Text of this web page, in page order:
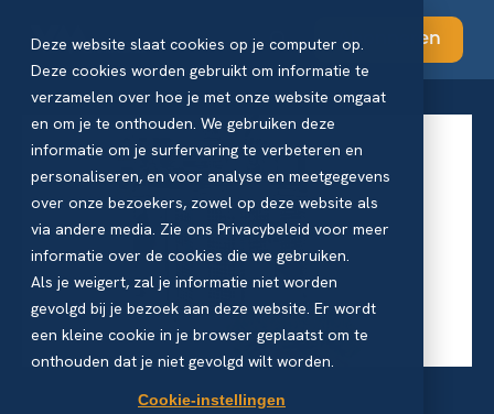
Deze website slaat cookies op je computer op.
Deze cookies worden gebruikt om informatie te
verzamelen over hoe je met onze website omgaat
en om je te onthouden. We gebruiken deze
informatie om je surfervaring te verbeteren en
personaliseren, en voor analyse en meetgegevens
over onze bezoekers, zowel op deze website als
via andere media. Zie ons Privacybeleid voor meer
informatie over de cookies die we gebruiken.
Als je weigert, zal je informatie niet worden
gevolgd bij je bezoek aan deze website. Er wordt
een kleine cookie in je browser geplaatst om te
onthouden dat je niet gevolgd wilt worden.
Cookie-instellingen
Abonneren